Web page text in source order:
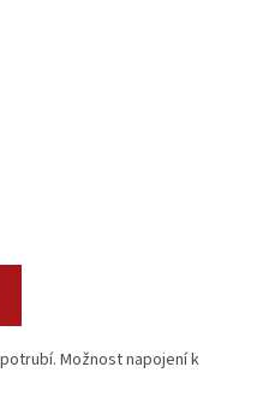
Možnost napojení k